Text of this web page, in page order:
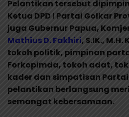
Pelantikan tersebut
Ketua DPD I Partai Golkar
juga Gubernur Papua,
Mathius D.Fakhiri, S.IK.,
tokoh politik, pimpinan
Forkopimda, tokoh adat,
kader dan simpatisan
pelantikan berlangsung
semangat kebersamaan.